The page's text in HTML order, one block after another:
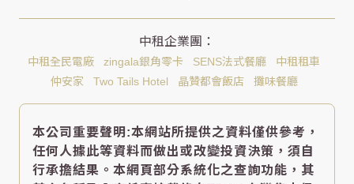
中租全民電廠 zingala銀角零卡 SENS法式餐廳
中租租車
仲安家
Two Tails Hotel 晶贊都會飯店 攤味餐廳
本公司重要聲明:本網站所提供之資料僅供參考，
任何人據此等資料而做出或改變投資決策，須自
行承擔結果。本網頁部分系統化之查詢功能，其